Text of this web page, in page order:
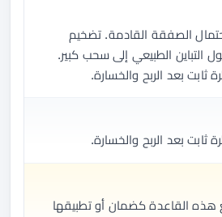
الصفقة القادمة. تضخيم
التباين الطبيعي إلى سحب كبير.
بعد الربح والخسارة.
بعد الربح والخسارة.
هذه القاعدة كضمان أو تطبيقها